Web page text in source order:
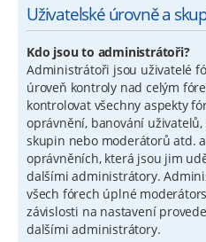
Uživatelské úrovně a
Kdo jsou to administrátoři?
Administrátoři jsou uživatelé
úroveň kontroly nad celým
kontrolovat všechny aspekty
oprávnění, banování
skupin nebo moderátorů atd.
oprávněních, která jsou jim
dalšími administrátory.
všech fórech úplné
závislosti na nastavení
dalšími administrátory.